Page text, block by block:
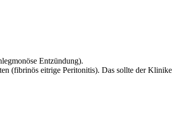
Entzündung).
(fibrinös eitrige Peritonitis). Das sollte der